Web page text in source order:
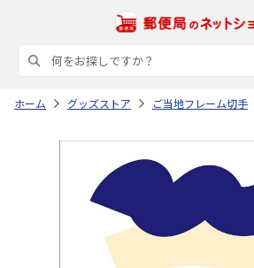
ホーム グッズストア ご当地フレーム切手